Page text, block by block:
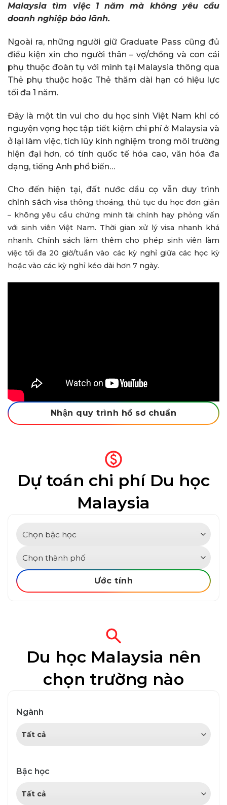
Malaysia tìm việc 1 năm mà không yêu cầu
doanh nghiệp bảo lãnh.
Ngoài ra, những người giữ Graduate Pass cũng đủ
điều kiện xin cho người thân – vợ/chồng và con cái
phụ thuộc đoàn tụ với mình tại Malaysia thông qua
Thẻ phụ thuộc hoặc Thẻ thăm dài hạn có hiệu lực
tối đa 1 năm.
Đây là một tin vui cho du học sinh Việt Nam khi có
nguyện vọng học tập tiết kiệm chi phí ở Malaysia và
ở lại làm việc, tích lũy kinh nghiệm trong môi trường
hiện đại hơn, có tính quốc tế hóa cao, văn hóa đa
dạng, tiếng Anh phổ biến…
Cho đến hiện tại, đất nước dầu cọ vẫn duy trình
chính sách visa thông thoáng, thủ tục du học đơn giản
– không yêu cầu chứng minh tài chính hay phỏng vấn
với sinh viên Việt Nam. Thời gian xử lý visa nhanh khá
nhanh. Chính sách làm thêm cho phép sinh viên làm
việc tối đa 20 giờ/tuần vào các kỳ nghỉ giữa các học kỳ
hoặc vào các kỳ nghỉ kéo dài hơn 7 ngày.
Nhận quy trình hồ sơ chuẩn
Dự toán chi phí Du học
Malaysia
Ước tính
Du học Malaysia nên
chọn trường nào
Ngành
Bậc học